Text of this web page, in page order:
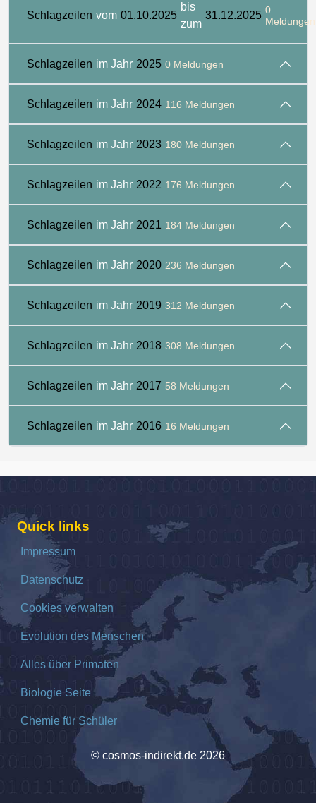
Schlagzeilen vom 01.10.2025
bis
zum
31.12.2025 0
Meldungen
Schlagzeilen im Jahr 2025 0 Meldungen
Schlagzeilen im Jahr 2024 116 Meldungen
Schlagzeilen im Jahr 2023 180 Meldungen
Schlagzeilen im Jahr 2022 176 Meldungen
Schlagzeilen im Jahr 2021 184 Meldungen
Schlagzeilen im Jahr 2020 236 Meldungen
Schlagzeilen im Jahr 2019 312 Meldungen
Schlagzeilen im Jahr 2018 308 Meldungen
Schlagzeilen im Jahr 2017 58 Meldungen
Schlagzeilen im Jahr 2016 16 Meldungen
Quick links
Impressum
Datenschutz
Cookies verwalten
Evolution des Menschen
Alles über Primaten
Biologie Seite
Chemie für Schüler
© cosmos-indirekt.de 2026